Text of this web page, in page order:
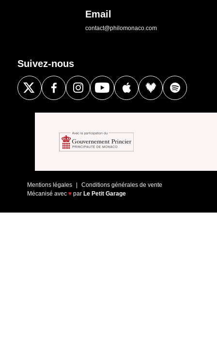
Email
contact@philomonaco.com
Suivez-nous
Mentions légales
Conditions générales de vente
Mécanisé avec ♥ par Le Petit Garage